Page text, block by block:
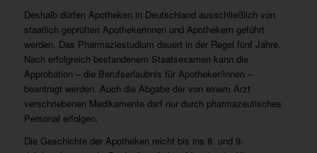
Deshalb dürfen Apotheken in Deutschland ausschließlich von
staatlich geprüften Apothekerinnen und Apothekern geführt
werden. Das Pharmaziestudium dauert in der Regel fünf Jahre.
Nach erfolgreich bestandenem Staatsexamen kann die
Approbation – die Berufserlaubnis für Apotheker/innen –
beantragt werden. Auch die Abgabe der von einem Arzt
verschriebenen Medikamente darf nur durch pharmazeutisches
Personal erfolgen.
Die Geschichte der Apotheken reicht bis ins 8. und 9.